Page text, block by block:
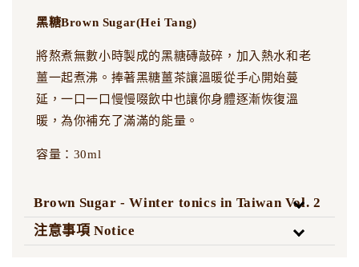
黑糖Brown Sugar(Hei Tang)
將熬煮無數小時製成的黑糖磚敲碎，加入熱水和老
薑一起煮沸。捧著黑糖薑茶讓溫暖從手心開始蔓
延，一口一口慢慢啜飲中也讓你身體逐漸恢復溫
暖，為你補充了滿滿的能量。
容量：30ml
Brown Sugar - Winter tonics in Taiwan Vol. 2
注意事項 Notice